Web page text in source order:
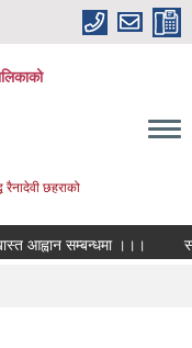
रैनादेवी छहराको
सम्बन्धमा ।।। सरुवा